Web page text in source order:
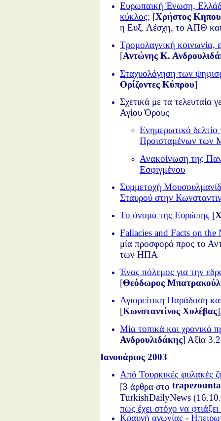
Ευρωπαική Ένωση,
κύκλος; [Χρήστος
η Ευξ. Λέσχη, το ΑΠΘ
Τρομολαγνική
[Αντώνης Κ.
Σταχυολόγηση των
Ορίζοντες Κύπρου]
Σχετικά με τα τελευταία
Αγίου Όρους
Ενημερωτικό
Προισταμένων των
Ανακοίνωση της
Εσφιγμένου
Συμμετοχή
Σταυρού στην
Το όνομα της Ευρώπης [
Fallacies and Facts on the
μία προσφορά προς το
των ΗΠΑ
Ένας πόλεμος για την
[Θεόδωρος
Αγιορείτικη Παράδοση
[Κωνσταντίνος Χολέβας
Μία τοπικά και χρονικά
Ανδρουλιδάκης] Αξία
Ιανουάριος 2003
Από Τουρκικές φυλακές
[3 άρθρα στο
TurkishDailyNews
πως έχει στόχο να
Κραυγή αγωνίας -